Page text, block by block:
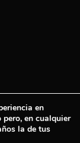
en
pero, en cualquier
la de tus